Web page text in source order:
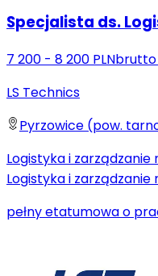
Specjalista ds.
7 200 - 8 200 PLNbrutto
LS Technics
Pyrzowice (pow.
Logistyka i
Logistyka i
pełny etatumowa o